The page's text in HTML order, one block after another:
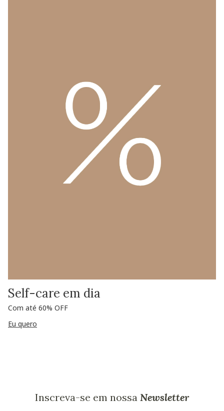
Self-care em dia
Com até 60% OFF
Eu quero
Inscreva-se em nossa Newsletter